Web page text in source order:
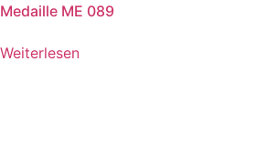
Medaille ME 089
Weiterlesen